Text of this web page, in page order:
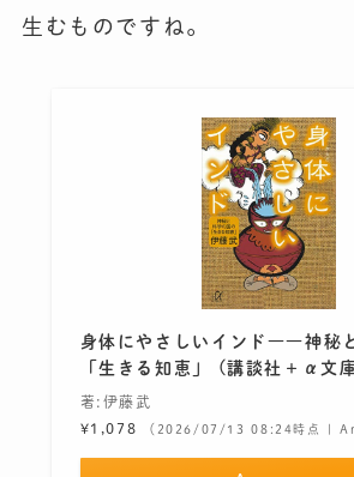
生むものですね。
身体にやさしいインド――神秘
「生きる知恵」 (講談社＋α文
著:伊藤武
¥1,078
（2026/07/13 08:24時点 |